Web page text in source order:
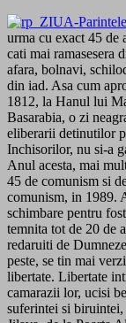
urma cu exact 45
cati mai ramasesera
afara, bolnavi,
din iad. Asa cum
1812, la Hanul lui
Basarabia, o zi
eliberarii detinutilor
Inchisorilor, nu si-a
Anul acesta, mai
45 de comunism si
comunism, in 1989.
schimbare pentru
temnita tot de 20 de
redaruiti de
peste, se tin mai
libertate. Libertate
camarazii lor, ucisi
suferintei si biruintei,